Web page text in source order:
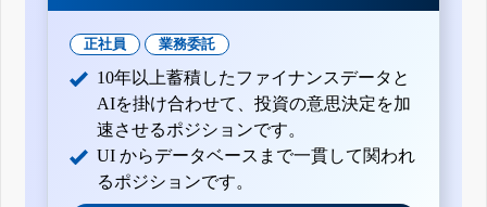
正社員 業務委託
10年以上蓄積したファイナンスデータと
AIを掛け合わせて、投資の意思決定を加
速させるポジションです。
UI からデータベースまで一貫して関われ
るポジションです。